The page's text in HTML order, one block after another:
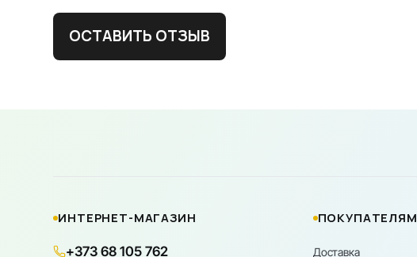
ОСТАВИТЬ ОТЗЫВ
ИНТЕРНЕТ-МАГАЗИН
+373 68 105 762
ПОКУПАТЕЛЯМ
Доставка